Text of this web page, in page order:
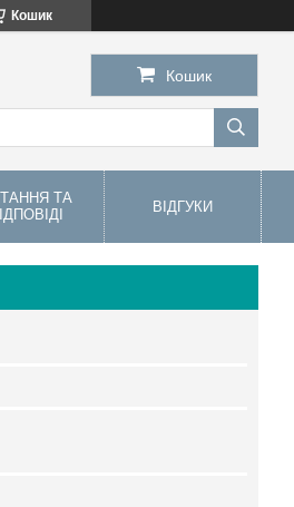
Кошик
Кошик
ТА
ВІДГУКИ